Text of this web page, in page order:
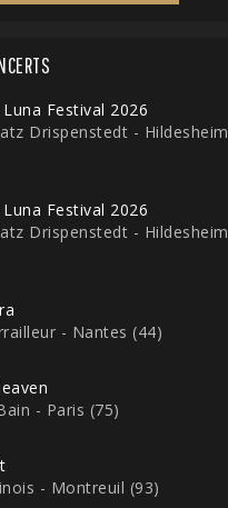
Festival 2026
Drispenstedt - Hildesheim
Festival 2026
Drispenstedt - Hildesheim
- Nantes (44)
- Paris (75)
- Montreuil (93)